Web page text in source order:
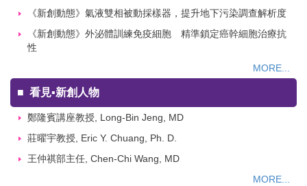
《新創動態》氣液雙相被動採樣器，提升地下污染調查解析度
《新創動態》外泌體訓練免疫細胞 精準鎖定癌幹細胞治療抗
性
MORE...
■ 看見▪新創人物
鄭隆賓講座教授, Long-Bin Jeng, MD
莊曜宇教授, Eric Y. Chuang, Ph. D.
王仲祺部主任, Chen-Chi Wang, MD
MORE...